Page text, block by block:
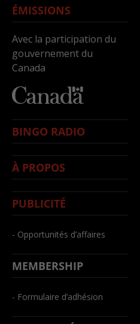
ÉMISSIONS
Avec la participation du
gouvernement du
Canada
BINGO RADIO
À PROPOS
PUBLICITÉ
- Opportunités d’affaires
MEMBERSHIP
- Formulaire d’adhésion